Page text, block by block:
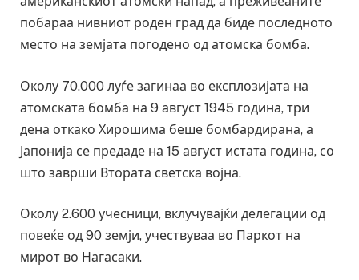
побараа нивниот роден град да биде последното
место на земјата погодено од атомска бомба.
Околу 70.000 луѓе загинаа во експлозијата на
атомската бомба на 9 август 1945 година, три
дена откако Хирошима беше бомбардирана, а
Јапонија се предаде на 15 август истата година, со
што заврши Втората светска војна.
Околу 2.600 учесници, вклучувајќи делегации од
повеќе од 90 земји, учествуваа во Паркот на
мирот во Нагасаки.